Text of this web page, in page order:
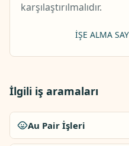
karşılaştırılmalıdır.
İŞE ALMA
İlgili iş aramaları
Au Pair İşleri